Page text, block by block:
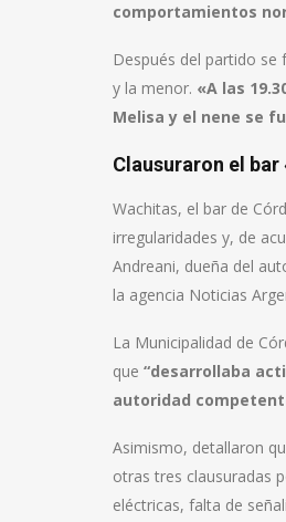
comportamientos
Después del partido
y la menor. «A las
Melisa y el nene se
Clausuraron el bar
Wachitas, el bar de
irregularidades y, de
Andreani, dueña del
la agencia Noticias
La Municipalidad de
que “desarrollaba
autoridad
Asimismo, detallaron
otras tres clausuradas
eléctricas, falta de